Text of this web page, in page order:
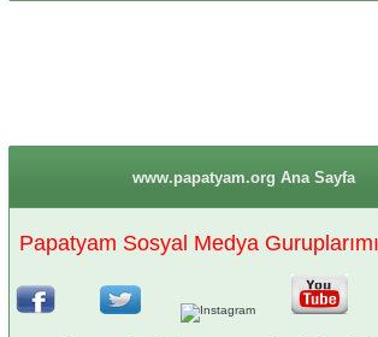
www.papatyam.org Ana Sayfa
Papatyam Sosyal Medya